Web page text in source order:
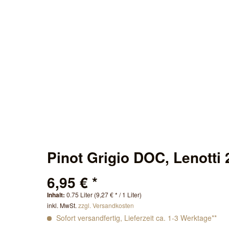
Pinot Grigio DOC, Lenotti
6,95 € *
Inhalt: 0.75 Liter (9,27 € * / 1 Liter)
inkl. MwSt. zzgl. Versandkosten
Sofort versandfertig, Lieferzeit ca. 1-3 Werktage**